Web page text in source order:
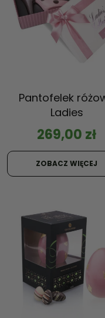
Pantofelek
Ladies
269,00 zł
ZOBACZ WIĘCEJ